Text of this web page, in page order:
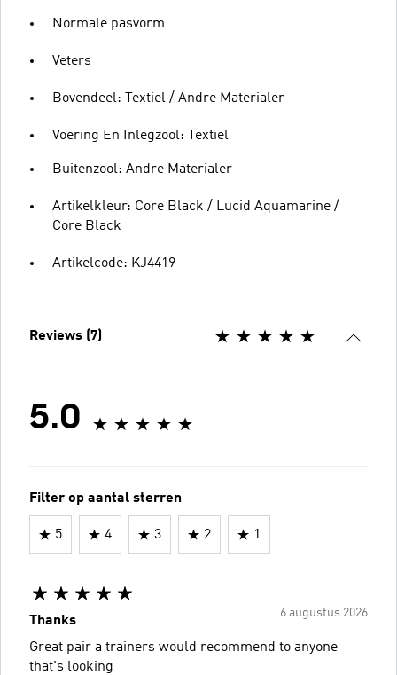
Normale pasvorm
Veters
Bovendeel: Textiel / Andre Materialer
Voering En Inlegzool: Textiel
Buitenzool: Andre Materialer
Artikelkleur: Core Black / Lucid Aquamarine /
Core Black
Artikelcode: KJ4419
Reviews (7)
5.0
Filter op aantal sterren
5 4 3 2 1
6 augustus 2026
Thanks
Great pair a trainers would recommend to anyone
that's looking